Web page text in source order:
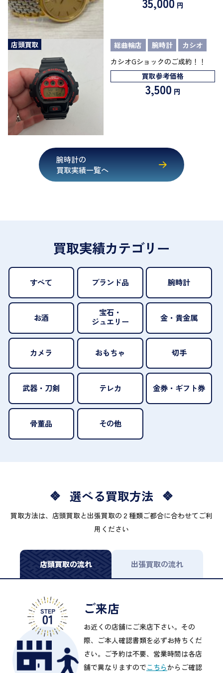
円
店頭買取 総曲輪店 腕時計
カシオ
カシオGショックのご成約！！
買取参考価格
3,500 円
腕時計の
買取実績一覧へ
買取実績カテゴリー
すべて ブランド品 腕時計
お酒
宝石・
ジュエリー
金・貴金属
カメラ おもちゃ 切手
武器・刀剣 テレカ 金券・ギフト券
骨董品 その他
選べる買取方法
買取方法は、店頭買取と出張買取の２種類ご都合に合わせてご利
用ください
店頭買取の流れ 出張買取の流れ
ご来店
お近くの店舗にご来店下さい。その
際、ご本人確認書類を必ずお持ちくだ
さい。ご予約は不要、営業時間は各店
舗で異なりますのでこちらからご確認